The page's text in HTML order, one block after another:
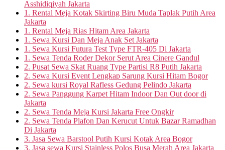
Asshidiqiyah Jakarta
1. Rental Meja Kotak Skirting Biru Muda Taplak Putih Area
Jakarta
1. Rental Meja Rias Hitam Area Jakarta
1. Sewa Kursi Dan Meja Anak Set Jakarta
1. Sewa Kursi Futura Test Type FTR-405 Di Jakarta
1. Sewa Tenda Roder Dekor Serut Area Cinere Gandul
2. Pusat Sewa Skat Ruang Type Partisi R8 Putih Jakarta
2. Sewa Kursi Event Lengkap Sarung Kursi Hitam Bogor
2. Sewa kursi Royal Rafless Gedung Pelindo Jakarta
2. Sewa Panggung Karpet Hitam Indoor Dan Out door di
Jakarta
2. Sewa Tenda Meja Kursi Jakarta Free Ongkir
2. Sewa Tenda Plafon Dan Kerucut Untuk Bazar Ramadhan
Di Jakarta
3. Jasa Sewa Barstool Putih Kursi Kotak Area Bogor
3. Jasa sewa Kursi Stainless Polos Busa Merah Area Jakarta